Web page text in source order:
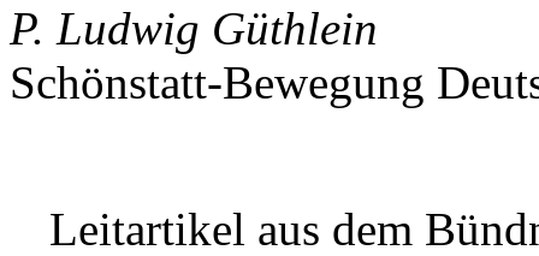
P. Ludwig Güthlein
Schönstatt-Bewegung
Leitartikel aus dem